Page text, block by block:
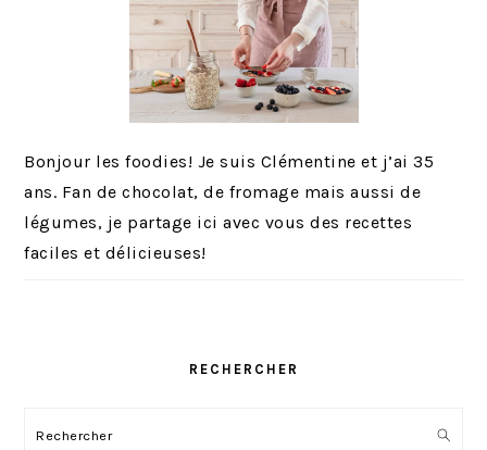
Bonjour les foodies! Je suis Clémentine et j’ai 35
ans. Fan de chocolat, de fromage mais aussi de
légumes, je partage ici avec vous des recettes
faciles et délicieuses!
RECHERCHER
Rechercher